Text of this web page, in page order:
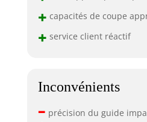
+ capacités de coupe
+ service client réactif
Inconvénients
– précision du guide